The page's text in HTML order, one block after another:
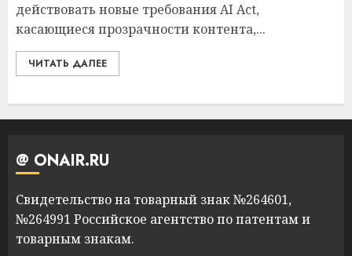
действовать новые требования AI Act,
касающиеся прозрачности контента,...
ЧИТАТЬ ДАЛЕЕ
@ ONAIR.RU
Свидетельство на товарный знак №264601,
№264991 Российское агентство по патентам и
товарным знакам.